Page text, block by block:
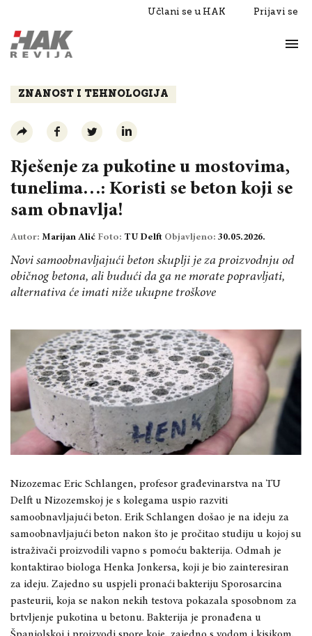
Učlani se u HAK Prijavi se
Razgovori
ZNANOST I TEHNOLOGIJA
Rješenje za pukotine u mostovima,
tunelima…: Koristi se beton koji se
sam obnavlja!
Autor: Marijan Alić Foto: TU Delft Objavljeno: 30.05.2026.
Novi samoobnavljajući beton skuplji je za proizvodnju od
običnog betona, ali budući da ga ne morate popravljati,
alternativa će imati niže ukupne troškove
Nizozemac Eric Schlangen, profesor građevinarstva na TU
Delft u Nizozemskoj je s kolegama uspio razviti
samoobnavljajući beton. Erik Schlangen došao je na ideju za
samoobnavljajući beton nakon što je pročitao studiju u kojoj su
istraživači proizvodili vapno s pomoću bakterija. Odmah je
kontaktirao biologa Henka Jonkersa, koji je bio zainteresiran
za ideju. Zajedno su uspjeli pronaći bakteriju Sporosarcina
pasteurii, koja se nakon nekih testova pokazala sposobnom za
brtvljenje pukotina u betonu. Bakterija je pronađena u